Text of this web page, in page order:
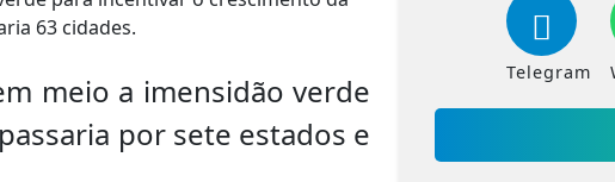
meio a imensidão verde
por sete estados e
Telegram